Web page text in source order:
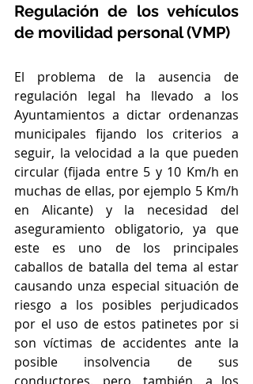
Regulación de los vehículos
de movilidad personal (VMP)
El problema de la ausencia de
regulación legal ha llevado a los
Ayuntamientos a dictar ordenanzas
municipales fijando los criterios a
seguir, la velocidad a la que pueden
circular (fijada entre 5 y 10 Km/h en
muchas de ellas, por ejemplo 5 Km/h
en Alicante) y la necesidad del
aseguramiento obligatorio, ya que
este es uno de los principales
caballos de batalla del tema al estar
causando unza especial situación de
riesgo a los posibles perjudicados
por el uso de estos patinetes por si
son víctimas de accidentes ante la
posible insolvencia de sus